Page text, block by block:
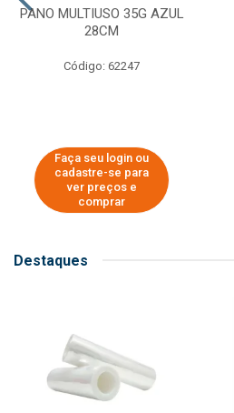
PANO MULTIUSO 35G AZUL
28CM
Código: 62247
Faça seu login ou
cadastre-se para
ver preços e
comprar
Destaques